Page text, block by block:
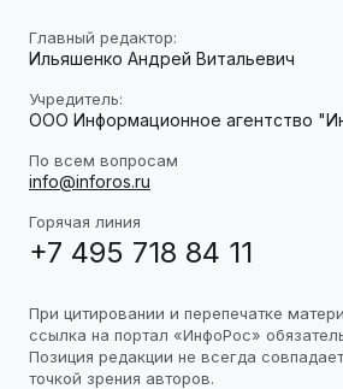
Главный редактор:
Ильяшенко Андрей Витальевич
Учредитель:
ООО Информационное агентство
По всем вопросам
info@inforos.ru
Горячая линия
+7 495 718 84 11
При цитировании и перепечатке
ссылка на портал «ИнфоРос»
Позиция редакции не всегда
точкой зрения авторов.